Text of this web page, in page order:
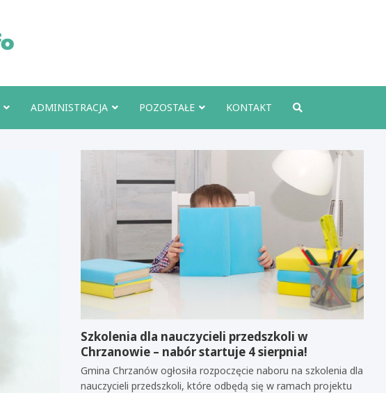
ADMINISTRACJA POZOSTAŁE KONTAKT
Szkolenia dla nauczycieli przedszkoli w
Chrzanowie – nabór startuje 4 sierpnia!
Gmina Chrzanów ogłosiła rozpoczęcie naboru na szkolenia dla
nauczycieli przedszkoli, które odbędą się w ramach projektu